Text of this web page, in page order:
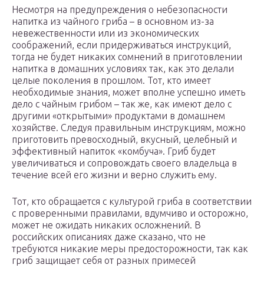
Несмотря на предупреждения о небезопасности
напитка из чайного гриба – в основном из-за
невежественности или из экономических
соображений, если придерживаться инструкций,
тогда не будет никаких сомнений в приготовлении
напитка в домашних условиях так, как это делали
целые поколения в прошлом. Тот, кто имеет
необходимые знания, может вполне успешно иметь
дело с чайным грибом – так же, как имеют дело с
другими «открытыми» продуктами в домашнем
хозяйстве. Следуя правильным инструкциям, можно
приготовить превосходный, вкусный, целебный и
эффективный напиток «комбуча». Гриб будет
увеличиваться и сопровождать своего владельца в
течение всей его жизни и верно служить ему.
Тот, кто обращается с культурой гриба в соответствии
с проверенными правилами, вдумчиво и осторожно,
может не ожидать никаких осложнений. В
российских описаниях даже сказано, что не
требуются никакие меры предосторожности, так как
гриб защищает себя от разных примесей